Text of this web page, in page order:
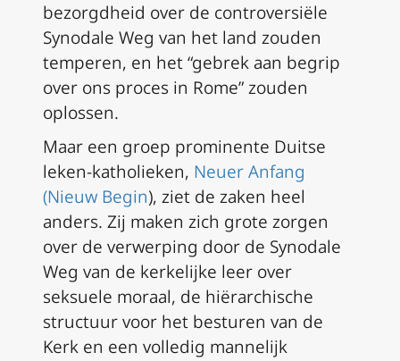
bezorgdheid over de controversiële
Synodale Weg van het land zouden
temperen, en het “gebrek aan begrip
over ons proces in Rome” zouden
oplossen.
Maar een groep prominente Duitse
leken-katholieken, Neuer Anfang
(Nieuw Begin), ziet de zaken heel
anders. Zij maken zich grote zorgen
over de verwerping door de Synodale
Weg van de kerkelijke leer over
seksuele moraal, de hiërarchische
structuur voor het besturen van de
Kerk en een volledig mannelijk